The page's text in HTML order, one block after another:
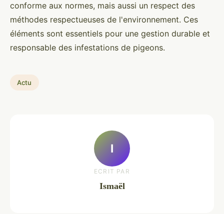
conforme aux normes, mais aussi un respect des
méthodes respectueuses de l'environnement. Ces
éléments sont essentiels pour une gestion durable et
responsable des infestations de pigeons.
Actu
I
ECRIT PAR
Ismaël